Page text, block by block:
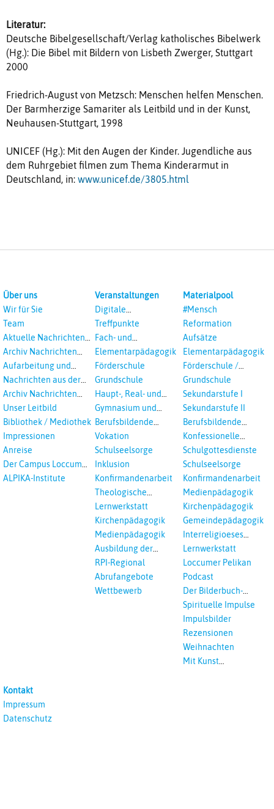
Literatur:
Deutsche Bibelgesellschaft/Verlag katholisches Bibelwerk
(Hg.): Die Bibel mit Bildern von Lisbeth Zwerger, Stuttgart
2000
Friedrich-August von Metzsch: Menschen helfen Menschen.
Der Barmherzige Samariter als Leitbild und in der Kunst,
Neuhausen-Stuttgart, 1998
UNICEF (Hg.): Mit den Augen der Kinder. Jugendliche aus
dem Ruhrgebiet filmen zum Thema Kinderarmut in
Deutschland, in: www.unicef.de/3805.html
Über uns
Wir für Sie
Team
Aktuelle Nachrichten
aus dem RPI
Archiv Nachrichten
aus dem RPI ab 2018
Aufarbeitung und
Prävention
Landeskirche und EKD
Nachrichten aus der
Landeskirche
Archiv Nachrichten
aus der Landeskirche
Unser Leitbild
Bibliothek / Mediothek
Impressionen
Anreise
Der Campus Loccum
und Loccumer
ALPIKA-Institute
Veranstaltungen
Digitale
Veranstaltungen
Treffpunkte
Fach- und
Studientagungen
Elementarpädagogik
Förderschule
Grundschule
Haupt-, Real- und
Oberschule
Gymnasium und
Gesamtschule
Berufsbildende
Schulen
Vokation
Schulseelsorge
Inklusion
Konfirmandenarbeit
Theologische
Fortbildungen,
Interreligöses Lernen
Lernwerkstatt
Kirchenpädagogik
Medienpädagogik
Ausbildung der
Vikar*innen
RPI-Regional
Abrufangebote
Wettbewerb
Materialpool
#Mensch
Reformation
Aufsätze
Elementarpädagogik
Förderschule /
Inklusion
Grundschule
Sekundarstufe I
Sekundarstufe II
Berufsbildende
Schulen
Konfessionelle
Kooperation
Schulgottesdienste
Schulseelsorge
Konfirmandenarbeit
Medienpädagogik
Kirchenpädagogik
Gemeindepädagogik
Interreligioeses
Lernen
Lernwerkstatt
Loccumer Pelikan
Podcast
Der Bilderbuch-
Podcast
Spirituelle Impulse
Impulsbilder
Rezensionen
Weihnachten
Mit Kunst
Kontakt
Impressum
Datenschutz